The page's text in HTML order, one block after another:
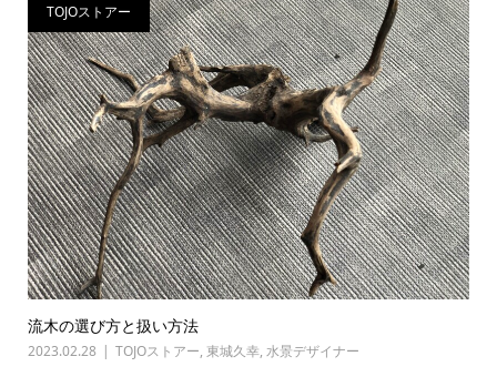
TOJOストアー
流木の選び方と扱い方法
2023.02.28 TOJOストアー, 東城久幸, 水景デザイナー